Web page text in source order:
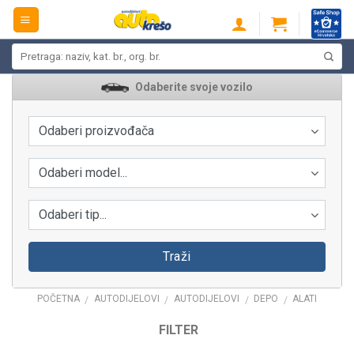
Skip
content
Odaberite svoje vozilo
Odaberi proizvođača
Odaberi model...
Odaberi tip...
Traži
POČETNA / AUTODIJELOVI / AUTODIJELOVI / DEPO / ALATI
FILTER